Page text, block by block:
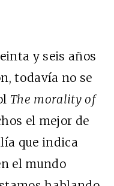
y seis años
todavía no se
The morality of
el mejor de
que indica
el mundo